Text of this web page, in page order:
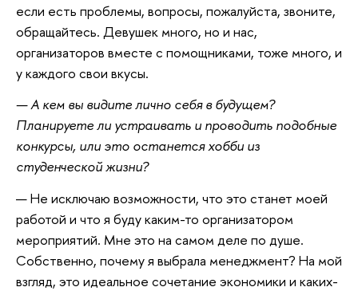
если есть проблемы, вопросы, пожалуйста, звоните,
обращайтесь. Девушек много, но и нас,
организаторов вместе с помощниками, тоже много, и
у каждого свои вкусы.
— А кем вы видите лично себя в будущем?
Планируете ли устраивать и проводить подобные
конкурсы, или это останется хобби из
студенческой жизни?
— Не исключаю возможности, что это станет моей
работой и что я буду каким-то организатором
мероприятий. Мне это на самом деле по душе.
Собственно, почему я выбрала менеджмент? На мой
взгляд, это идеальное сочетание экономики и каких-